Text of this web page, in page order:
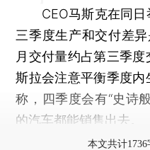
CEO马斯克在同日
三季度生产和交付差
月交付量约占第三季
斯拉会注意平衡季度
称，四季度会有“史诗
的汽车都能销售出去。
本文共计